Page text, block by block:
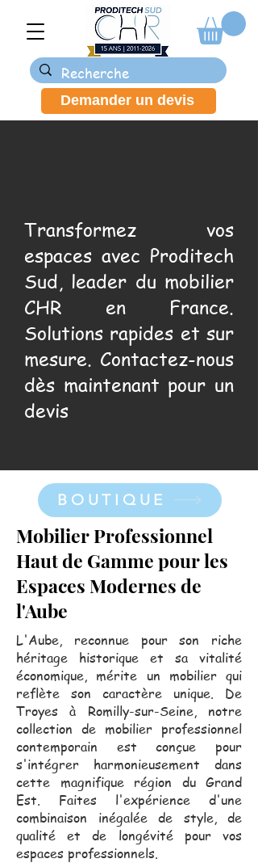
Demander un devis
Transformez vos
espaces avec Proditech
Sud, leader du mobilier
CHR en France.
Solutions rapides et sur
mesure. Contactez-nous
dès maintenant pour un
devis
BOUTIQUE
Mobilier Professionnel
Haut de Gamme pour les
Espaces Modernes de
l'Aube
L'Aube, reconnue pour son riche
héritage historique et sa vitalité
économique, mérite un mobilier qui
reflète son caractère unique. De
Troyes à Romilly-sur-Seine, notre
collection de mobilier professionnel
contemporain est conçue pour
s'intégrer harmonieusement dans
cette magnifique région du Grand
Est. Faites l'expérience d'une
combinaison inégalée de style, de
qualité et de longévité pour vos
espaces professionnels.